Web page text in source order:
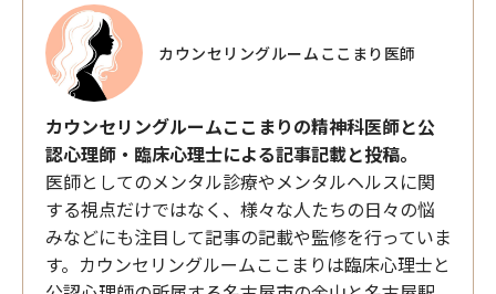
カウンセリングルームここまり医師
カウンセリングルームここまりの精神科医師と公
認心理師・臨床心理士による記事記載と投稿。
医師としてのメンタル診療やメンタルヘルスに関
する視点だけではなく、様々な人たちの日々の悩
みなどにも注目して記事の記載や監修を行っていま
す。カウンセリングルームここまりは臨床心理士と